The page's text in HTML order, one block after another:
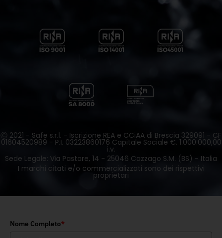
Ⓒ 2021 - Safe s.r.l. - Iscrizione REA e CCiAA di Brescia 329091 - CF
01604520989 - P.I. 03223860176 Capitale Sociale €. 1.000.000,00
i.v.
Sede Legale: Via Pastore, 14 - 25046 Cazzago S.M. (BS) - Italia
I marchi citati e/o commercializzati sono dei rispettivi
proprietari
Nome Completo*